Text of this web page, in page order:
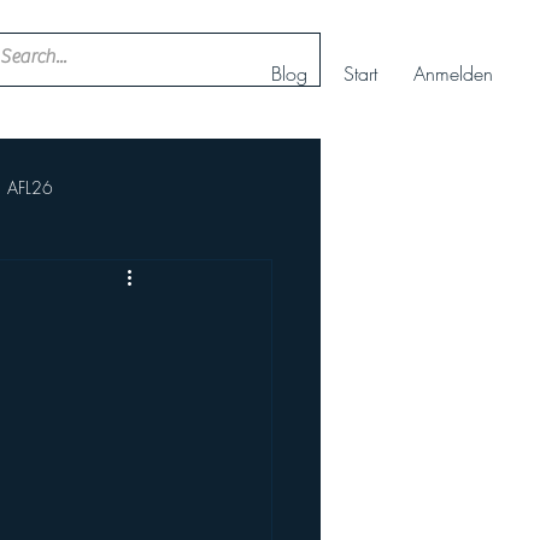
Blog Start Anmelden
AFL26
Nachwuchs Cheerteam